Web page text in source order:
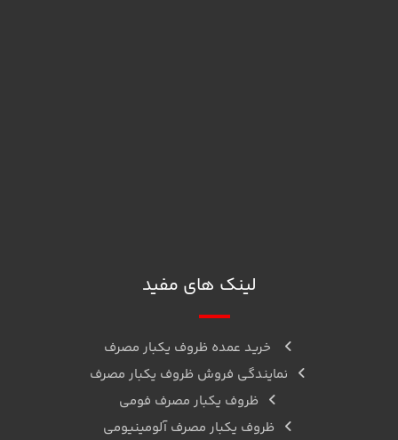
لینک های مفید
خرید عمده ظروف یکبار مصرف
نمایندگی فروش ظروف یکبار مصرف
ظروف یکبار مصرف فومی
ظروف یکبار مصرف آلومینیومی